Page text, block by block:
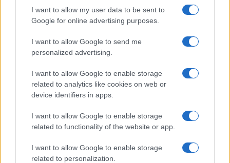
I want to allow my user data to be sent to
Google for online advertising purposes.
I want to allow Google to send me
personalized advertising.
I want to allow Google to enable storage
related to analytics like cookies on web or
device identifiers in apps.
I want to allow Google to enable storage
related to functionality of the website or app.
I want to allow Google to enable storage
related to personalization.
segnalo un clamoroso fake di Orietta Berti, ma
irresistibile, si trova su youtube, è apocrifo del
1967 a nome di Vera Luna e si chiama “Aprimi il…”.
A voce spiegata. L’uccellino della Val Padula. Nel
suo genere un capolavoro: immagina, puoi, chiudi
gli occhi e ti risvegli in quegli anni ’60 dove tutto
era possibile, specie quello che non si poteva
cantare. By Oriettona, della quale abbiamo
sempre sospettato una propulsione erotica al
“da vacanza” di Biagio, Blanco e “Tanai”…